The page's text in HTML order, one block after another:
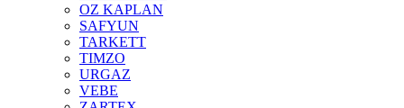
OZ KAPLAN
SAFYUN
TARKETT
TIMZO
URGAZ
VEBE